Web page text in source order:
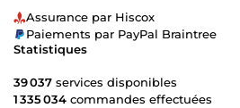
Assurance par Hiscox
Paiements par PayPal Braintree
Statistiques
39 037 services disponibles
1 335 034 commandes effectuées